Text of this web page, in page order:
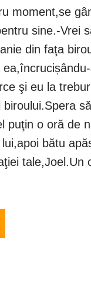
moment,se
sine.-Vrei
din faţa
şi eu la
puţin o oră de
bătu